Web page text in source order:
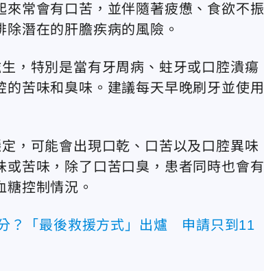
常會有口苦，並伴隨著疲憊、食欲不振
潛在的肝膽疾病的風險。
，特別是當有牙周病、蛀牙或口腔潰瘍
苦味和臭味。建議每天早晚刷牙並使用
，可能會出現口乾、口苦以及口腔異味
苦味，除了口苦口臭，患者同時也會有
控制情況。
？「最後救援方式」出爐 申請只到11